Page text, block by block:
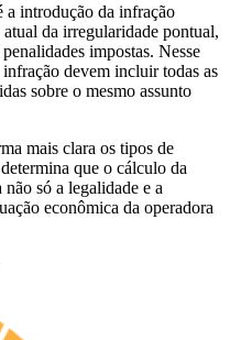
a introdução da infração
da irregularidade pontual,
impostas. Nesse
devem incluir todas as
sobre o mesmo assunto
mais clara os tipos de
que o cálculo da
só a legalidade e a
econômica da operadora